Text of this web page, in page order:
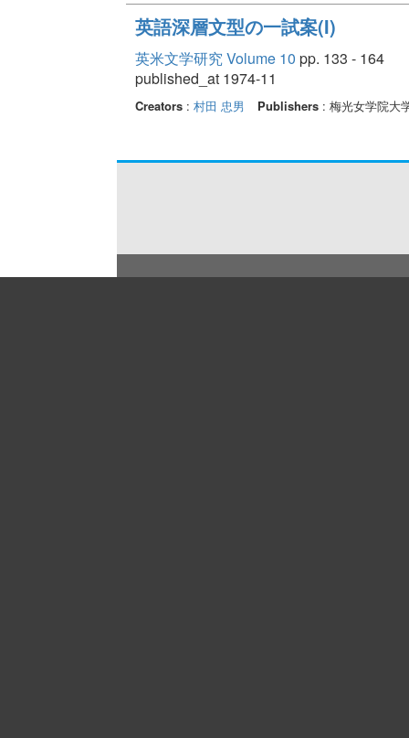
英語深層文型の一試案(I)
英米文学研究 Volume 10 pp. 133 - 164
published_at 1974-11
Creators: 村田 忠男 Publishers: 梅光女学院大